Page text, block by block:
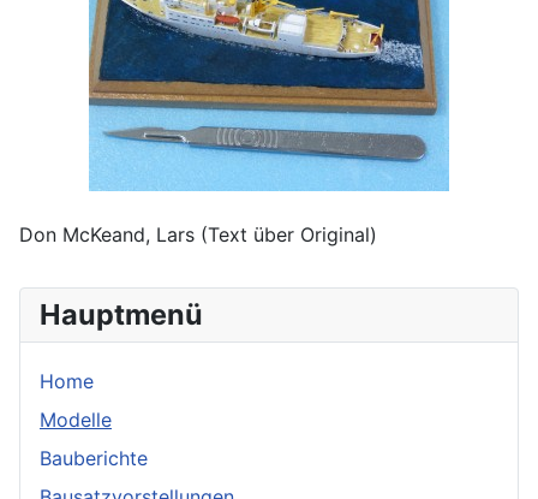
Hauptmenü
Home
Modelle
Bauberichte
Don McKeand, Lars (Text über Original)